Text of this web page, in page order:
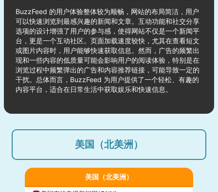
BuzzFeed 的用户体验整体较为顺畅，网站的布局简洁，用户
可以快速浏览到最感兴趣的新闻和文章。互动功能和社交分享
选项的设计增强了用户的参与感，使得网站不仅是一个新闻平
台，更是一个互动社区。页面加载速度较快，尤其在查看短文
或图片内容时，用户能够快速获取信息。然而，广告的频繁出
现和一些内容的低质量可能会影响用户的阅读体验，特别是在
浏览过程中频繁弹出的广告和内容推荐链接，可能导致一定的
干扰。总体而言，BuzzFeed 为用户提供了一个轻松、有趣的
内容平台，适合在日常生活中获取娱乐和快速信息。
美国（北美洲）
美国（北美洲）